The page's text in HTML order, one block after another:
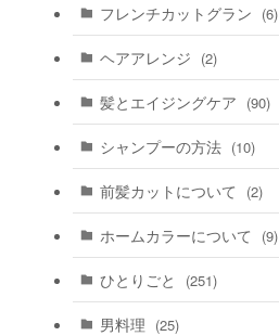
フレンチカットグラン (6)
ヘアアレンジ (2)
髪とエイジングケア (90)
シャンプーの方法 (10)
前髪カットについて (2)
ホームカラーについて (9)
ひとりごと (251)
男料理 (25)